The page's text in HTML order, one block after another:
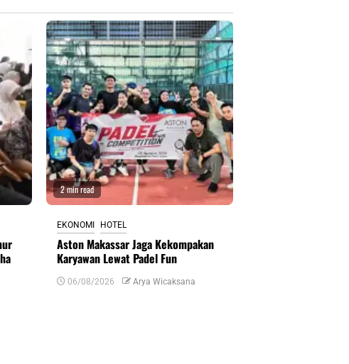
2 min read
EKONOMI HOTEL
Aston Makassar Jaga Kekompakan
Karyawan Lewat Padel Fun
06/08/2026 Arya Wicaksana